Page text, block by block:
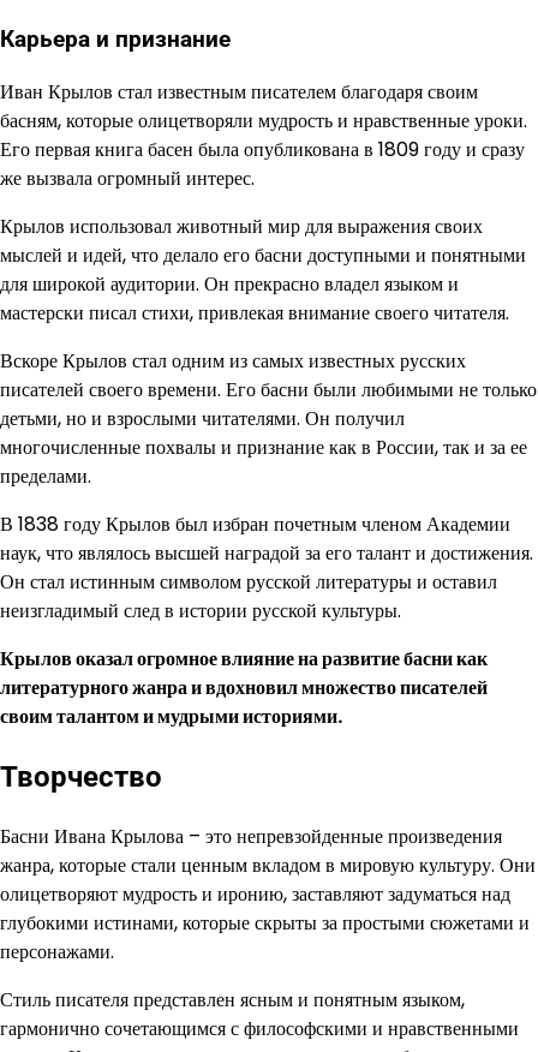
Карьера и признание
Иван Крылов стал известным писателем благодаря своим
басням, которые олицетворяли мудрость и нравственные уроки.
Его первая книга басен была опубликована в 1809 году и сразу
же вызвала огромный интерес.
Крылов использовал животный мир для выражения своих
мыслей и идей, что делало его басни доступными и понятными
для широкой аудитории. Он прекрасно владел языком и
мастерски писал стихи, привлекая внимание своего читателя.
Вскоре Крылов стал одним из самых известных русских
писателей своего времени. Его басни были любимыми не только
детьми, но и взрослыми читателями. Он получил
многочисленные похвалы и признание как в России, так и за ее
пределами.
В 1838 году Крылов был избран почетным членом Академии
наук, что являлось высшей наградой за его талант и достижения.
Он стал истинным символом русской литературы и оставил
неизгладимый след в истории русской культуры.
Крылов оказал огромное влияние на развитие басни как
литературного жанра и вдохновил множество писателей
своим талантом и мудрыми историями.
Творчество
Басни Ивана Крылова – это непревзойденные произведения
жанра, которые стали ценным вкладом в мировую культуру. Они
олицетворяют мудрость и иронию, заставляют задуматься над
глубокими истинами, которые скрыты за простыми сюжетами и
персонажами.
Стиль писателя представлен ясным и понятным языком,
гармонично сочетающимся с философскими и нравственными